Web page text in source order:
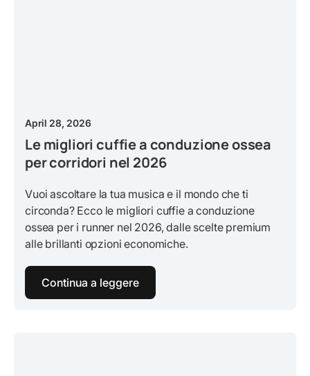
April 28, 2026
Le migliori cuffie a conduzione ossea
per corridori nel 2026
Vuoi ascoltare la tua musica e il mondo che ti
circonda? Ecco le migliori cuffie a conduzione
ossea per i runner nel 2026, dalle scelte premium
alle brillanti opzioni economiche.
Continua a leggere